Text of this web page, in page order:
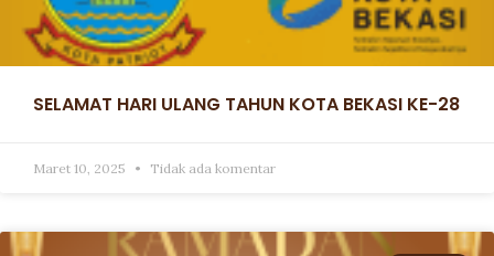
SELAMAT HARI ULANG TAHUN KOTA BEKASI KE-28
Maret 10, 2025 Tidak ada komentar